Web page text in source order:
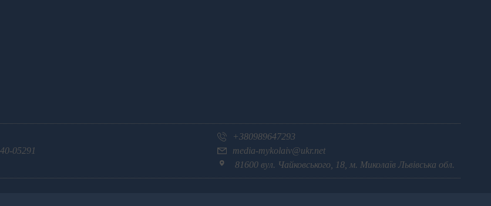
05291
+380989647293
media-mykolaiv@ukr.net
81600 вул. Чайковського, 18, м. Миколаїв Львівська обл.